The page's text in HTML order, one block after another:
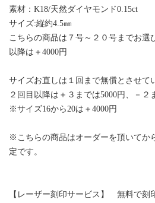
素材：K18/天然ダイヤモンド0.15ct
サイズ:縦約4.5㎜
こちらの商品は７号～２０号までお
以降は＋4000円
サイズお直しは１回まで無償とさせて
２回目以降は＋３までは5000円、－２
※サイズ16から20は＋4000円
※こちらの商品はオーダーを頂いてか
定です。
【レーザー刻印サービス】 無料で刻